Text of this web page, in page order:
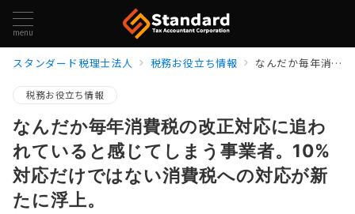
menu
スタンダード税理士法人 税務お役立ち情報 なんだか毎年消費税の改正対応に追われていると感じてしまう事業者。10%対応だけではない消費税への対応が新たに浮上。
税務お役立ち情報
なんだか毎年消費税の改正対応に追わ
れていると感じてしまう事業者。10%
対応だけではない消費税への対応が新
たに浮上。